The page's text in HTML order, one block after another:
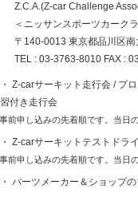
Z.C.A.(Z-car Challenge
＜ニッサンスポーツカーク
〒140-0013 東京都品川区南
TEL : 03-3763-8010 FAX :
Z-carサーキット走行会 / プ
付き走行会
前申し込みの先着順です。当日
Z-carサーキットテストドラ
前申し込みの先着順です。当日
パーツメーカー＆ショップ